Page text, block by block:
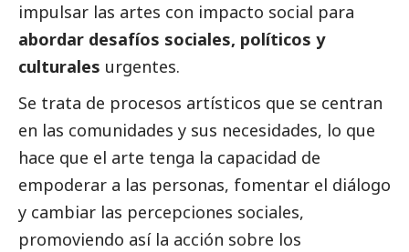
impulsar las artes con impacto social para
abordar desafíos sociales, políticos y
culturales urgentes.
Se trata de procesos artísticos que se centran
en las comunidades y sus necesidades, lo que
hace que el arte tenga la capacidad de
empoderar a las personas, fomentar el diálogo
y cambiar las percepciones sociales,
promoviendo así la acción sobre los